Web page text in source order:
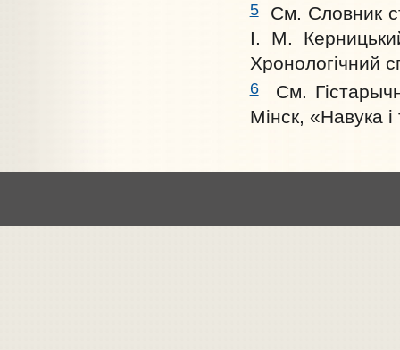
5См. Словник
I. М.
Хронологічний
6См.
Мінск, «Навука